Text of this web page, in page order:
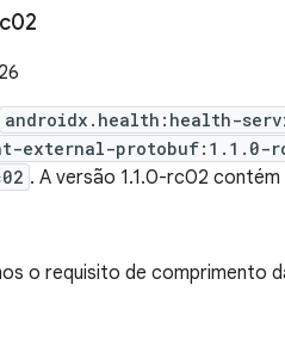
androidx.health:health-
external-protobuf:1.1.0-
. A versão 1.1.0-rc02 contém
o requisito de comprimento